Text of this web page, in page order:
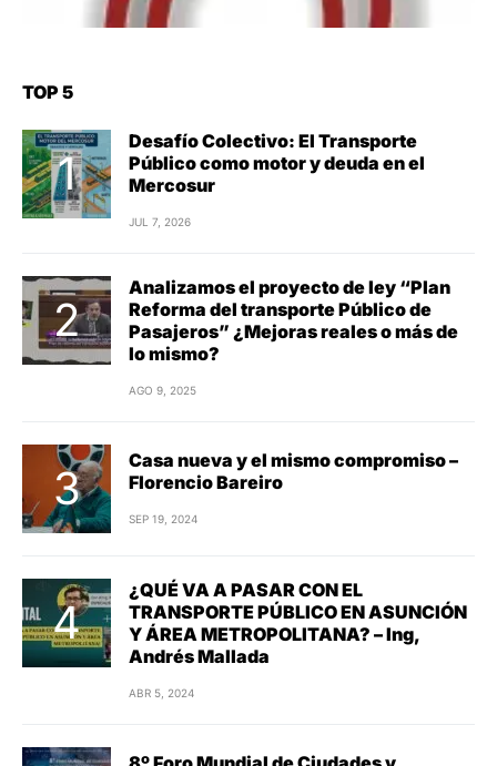
TOP 5
Desafío Colectivo: El Transporte
Público como motor y deuda en el
Mercosur
JUL 7, 2026
Analizamos el proyecto de ley “Plan
Reforma del transporte Público de
Pasajeros” ¿Mejoras reales o más de
lo mismo?
AGO 9, 2025
Casa nueva y el mismo compromiso –
Florencio Bareiro
SEP 19, 2024
¿QUÉ VA A PASAR CON EL
TRANSPORTE PÚBLICO EN ASUNCIÓN
Y ÁREA METROPOLITANA? – Ing,
Andrés Mallada
ABR 5, 2024